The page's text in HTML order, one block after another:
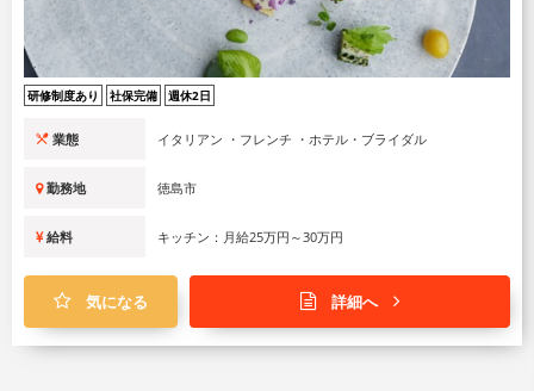
研修制度あり 社保完備 週休2日
業態 イタリアン ・フレンチ ・ホテル・ブライダル
勤務地 徳島市
給料 キッチン：月給25万円～30万円
気になる 詳細へ